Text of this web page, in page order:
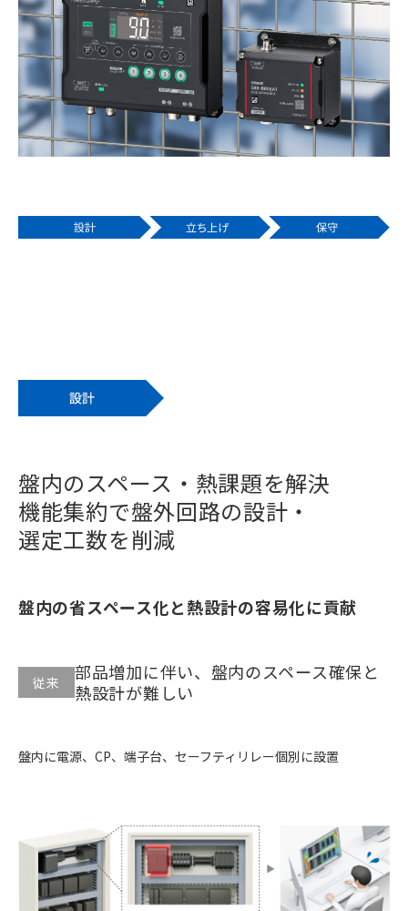
盤内のスペース・熱課題を解決
機能集約で盤外回路の設計・
選定工数を削減
盤内の省スペース化と熱設計の容易化に貢献
従来
部品増加に伴い、盤内のスペース確保と
熱設計が難しい
盤内に電源、CP、端子台、セーフティリレー個別に設置